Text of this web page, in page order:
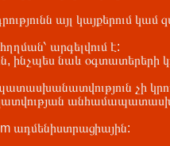
այլ կայքերում կամ
արգելվում է:
ինչպես նաև օգտատերերի
չի
ադմենիստրացիային: